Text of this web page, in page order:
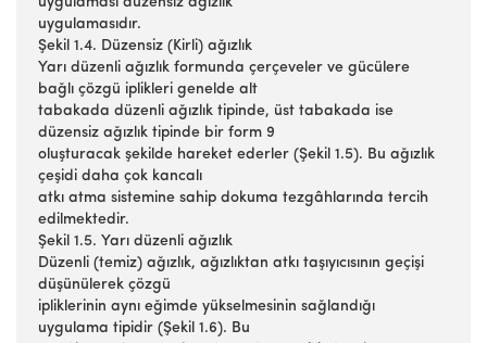
uygulamasıdır.
Şekil 1.4. Düzensiz (Kirli) ağızlık
Yarı düzenli ağızlık formunda çerçeveler ve gücülere
bağlı çözgü iplikleri genelde alt
tabakada düzenli ağızlık tipinde, üst tabakada ise
düzensiz ağızlık tipinde bir form 9
oluşturacak şekilde hareket ederler (Şekil 1.5). Bu ağızlık
çeşidi daha çok kancalı
atkı atma sistemine sahip dokuma tezgâhlarında tercih
edilmektedir.
Şekil 1.5. Yarı düzenli ağızlık
Düzenli (temiz) ağızlık, ağızlıktan atkı taşıyıcısının geçişi
düşünülerek çözgü
ipliklerinin aynı eğimde yükselmesinin sağlandığı
uygulama tipidir (Şekil 1.6). Bu